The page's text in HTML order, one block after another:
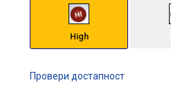
High
Провери достапност